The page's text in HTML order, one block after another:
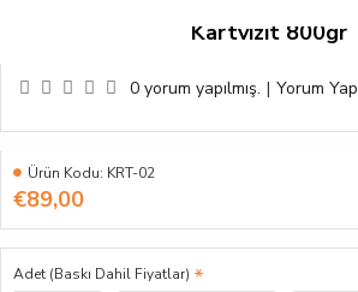
Kartvizit 800gr
0 yorum yapılmış. | Yorum Yap
€89,00
Ürün Kodu: KRT-02
Adet (Baskı Dahil Fiyatlar)